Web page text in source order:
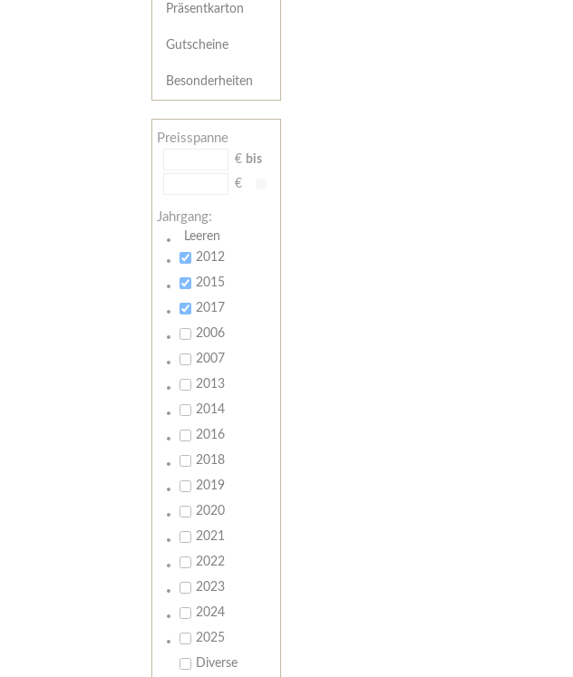
Präsentkarton
Gutscheine
Besonderheiten
Preisspanne
€ bis
€
Jahrgang:
Leeren
2012
2015
2017
2006
2007
2013
2014
2016
2018
2019
2020
2021
2022
2023
2024
2025
Diverse